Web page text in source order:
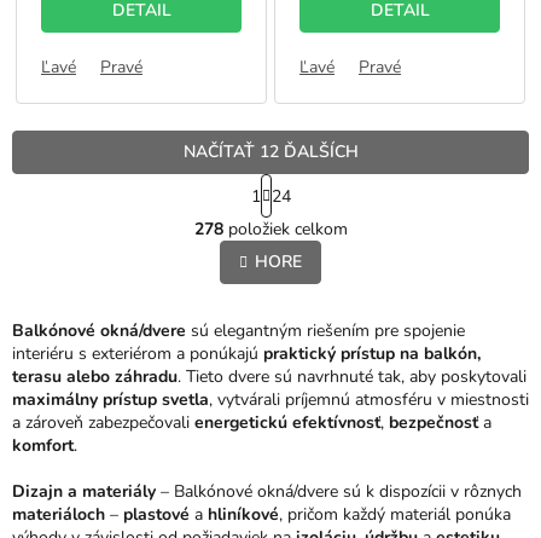
DETAIL
Ľavé Pravé
DETAIL
Ľavé Pravé
O
v
l
á
a
c
i
e
p
k
y
NAČÍTAŤ 12 ĎALŠÍCH
S
t
r
á
n
k
v
a
n
i
e
1 24
278položiek celkom
HORE
Balkónové okná/dvere sú elegantným riešením pre spojenie
interiéru s exteriérom a ponúkajú praktický prístup na balkón,
terasu alebo záhradu. Tieto dvere sú navrhnuté tak, aby poskytovali
maximálny prístup svetla, vytvárali príjemnú atmosféru v miestnosti
a zároveň zabezpečovali energetickú efektívnosť, bezpečnosťa
komfort.
Dizajn a materiály – Balkónové okná/dvere sú k dispozícii v rôznych
materiáloch – plastové a hliníkové, pričom každý materiál ponúka